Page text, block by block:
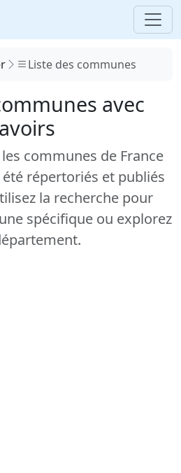
Liste des communes
avec
communes de France
répertoriés et publiés
la recherche pour
spécifique ou explorez